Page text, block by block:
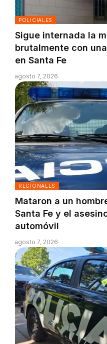
POLICIALES
Sigue internada la
brutalmente con
en Santa Fe
agosto 7, 2026
REGIONALES
Mataron a un
Santa Fe y el
automóvil
agosto 7, 2026